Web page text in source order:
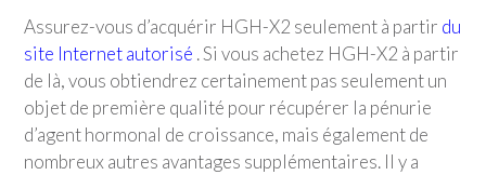
Assurez-vous d’acquérir HGH-X2 seulement à partir du
site Internet autorisé . Si vous achetez HGH-X2 à partir
de là, vous obtiendrez certainement pas seulement un
objet de première qualité pour récupérer la pénurie
d’agent hormonal de croissance, mais également de
nombreux autres avantages supplémentaires. Il y a